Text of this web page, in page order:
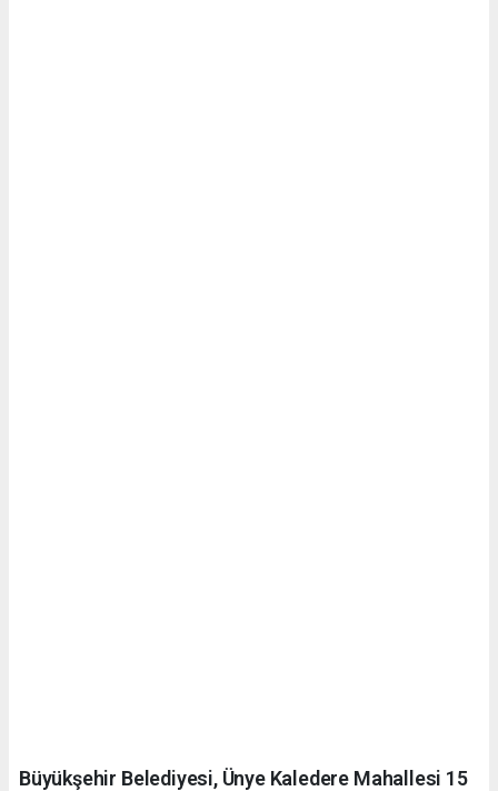
Büyükşehir Belediyesi, Ünye Kaledere Mahallesi 15